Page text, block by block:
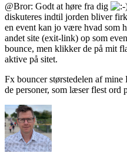
@Bror: Godt at høre fra dig
diskuteres indtil jorden bliver
en event kan jo være hvad som
andet site (exit-link) op som
bounce, men klikker de på mit
aktive på sitet.
Fx bouncer størstedelen af
de personer, som læser flest ord